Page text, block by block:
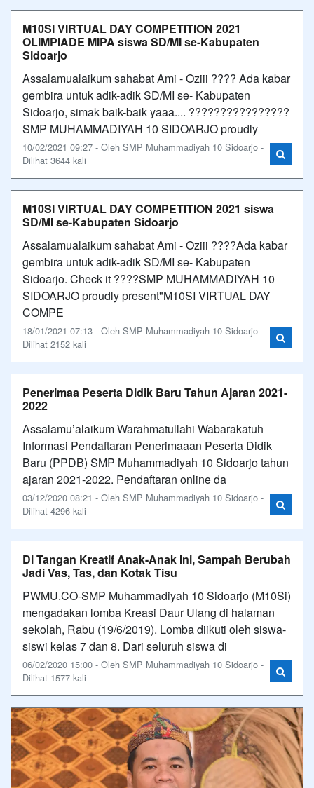
M10SI VIRTUAL DAY COMPETITION 2021
OLIMPIADE MIPA siswa SD/MI se-Kabupaten
Sidoarjo
Assalamualaikum sahabat Ami - Oziii ???? Ada kabar
gembira untuk adik-adik SD/MI se- Kabupaten
Sidoarjo, simak baik-baik yaaa.... ????????????????
SMP MUHAMMADIYAH 10 SIDOARJO proudly
10/02/2021 09:27 - Oleh SMP Muhammadiyah 10 Sidoarjo -
Dilihat 3644 kali
M10SI VIRTUAL DAY COMPETITION 2021 siswa
SD/MI se-Kabupaten Sidoarjo
Assalamualaikum sahabat Ami - Oziii ????Ada kabar
gembira untuk adik-adik SD/MI se- Kabupaten
Sidoarjo. Check it ????SMP MUHAMMADIYAH 10
SIDOARJO proudly present"M10SI VIRTUAL DAY
COMPE
18/01/2021 07:13 - Oleh SMP Muhammadiyah 10 Sidoarjo -
Dilihat 2152 kali
Penerimaa Peserta Didik Baru Tahun Ajaran 2021-
2022
Assalamu’alaikum Warahmatullahi Wabarakatuh
Informasi Pendaftaran Penerimaaan Peserta Didik
Baru (PPDB) SMP Muhammadiyah 10 Sidoarjo tahun
ajaran 2021-2022. Pendaftaran online da
03/12/2020 08:21 - Oleh SMP Muhammadiyah 10 Sidoarjo -
Dilihat 4296 kali
Di Tangan Kreatif Anak-Anak Ini, Sampah Berubah
Jadi Vas, Tas, dan Kotak Tisu
PWMU.CO-SMP Muhammadiyah 10 Sidoarjo (M10Si)
mengadakan lomba Kreasi Daur Ulang di halaman
sekolah, Rabu (19/6/2019). Lomba diikuti oleh siswa-
siswi kelas 7 dan 8. Dari seluruh siswa di
06/02/2020 15:00 - Oleh SMP Muhammadiyah 10 Sidoarjo -
Dilihat 1577 kali